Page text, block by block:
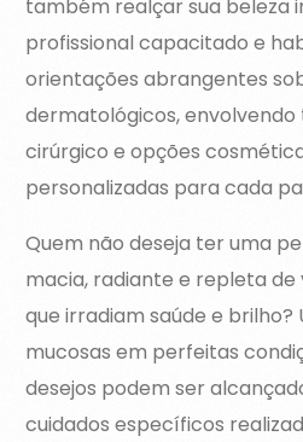
também realçar sua beleza
profissional capacitado e
orientações abrangentes
dermatológicos,
cirúrgico e opções
personalizadas para cada
Quem não deseja ter uma
macia, radiante e repleta de
que irradiam saúde e brilho?
mucosas em perfeitas
desejos podem ser
cuidados específicos